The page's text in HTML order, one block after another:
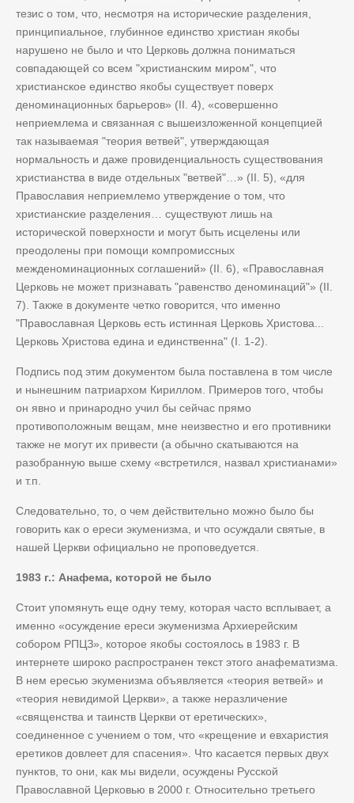
тезис о том, что, несмотря на исторические разделения,
принципиальное, глубинное единство христиан якобы
нарушено не было и что Церковь должна пониматься
совпадающей со всем "христианским миром", что
христианское единство якобы существует поверх
деноминационных барьеров» (II. 4), «совершенно
неприемлема и связанная с вышеизложенной концепцией
так называемая "теория ветвей", утверждающая
нормальность и даже провиденциальность существования
христианства в виде отдельных "ветвей"…» (II. 5), «для
Православия неприемлемо утверждение о том, что
христианские разделения… существуют лишь на
исторической поверхности и могут быть исцелены или
преодолены при помощи компромиссных
межденоминационных соглашений» (II. 6), «Православная
Церковь не может признавать "равенство деноминаций"» (II.
7). Также в документе четко говорится, что именно
"Православная Церковь есть истинная Церковь Христова...
Церковь Христова едина и единственна" (I. 1-2).
Подпись под этим документом была поставлена в том числе
и нынешним патриархом Кириллом. Примеров того, чтобы
он явно и принародно учил бы сейчас прямо
противоположным вещам, мне неизвестно и его противники
также не могут их привести (а обычно скатываются на
разобранную выше схему «встретился, назвал христианами»
и т.п.
Следовательно, то, о чем действительно можно было бы
говорить как о ереси экуменизма, и что осуждали святые, в
нашей Церкви официально не проповедуется.
1983 г.: Анафема, которой не было
Стоит упомянуть еще одну тему, которая часто всплывает, а
именно «осуждение ереси экуменизма Архиерейским
собором РПЦЗ», которое якобы состоялось в 1983 г. В
интернете широко распространен текст этого анафематизма.
В нем ересью экуменизма объявляется «теория ветвей» и
«теория невидимой Церкви», а также неразличение
«священства и таинств Церкви от еретических»,
соединенное с учением о том, что «крещение и евхаристия
еретиков довлеет для спасения». Что касается первых двух
пунктов, то они, как мы видели, осуждены Русской
Православной Церковью в 2000 г. Относительно третьего